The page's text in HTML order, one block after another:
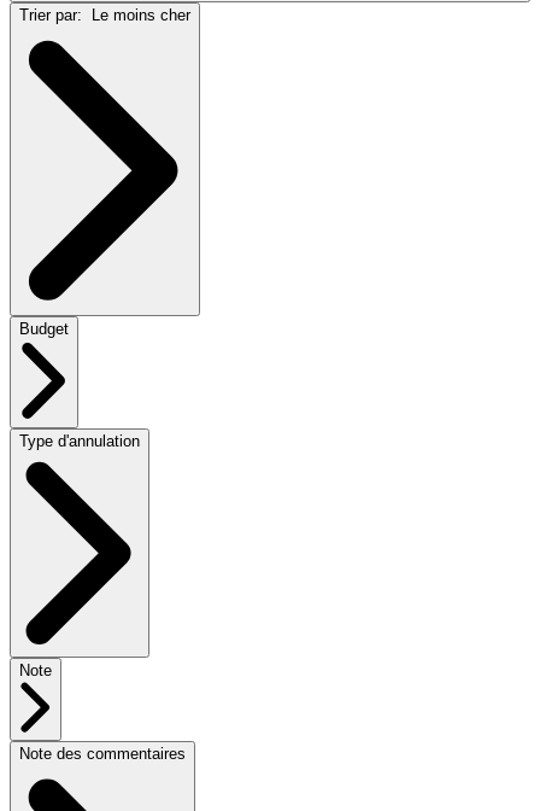
Trier par: Le moins cher
Budget
Type d'annulation
Note
Note des commentaires